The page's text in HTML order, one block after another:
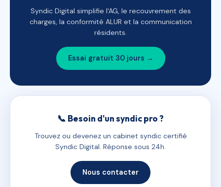
Syndic Digital simplifie l'AG, le recouvrement des
charges, la conformité ALUR et la communication
résidents.
Essai gratuit 30 jours →
📞 Besoin d'un syndic pro ?
Trouvez ou devenez un cabinet syndic certifié
Syndic Digital. Réponse sous 24h.
Nous contacter